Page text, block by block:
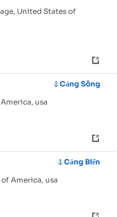
United States of
Cảng Sông
usa
Cảng Biển
America, usa